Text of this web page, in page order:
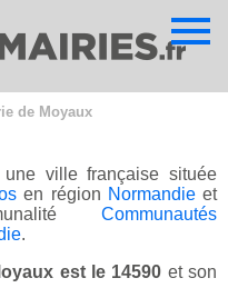
de Moyaux
ville française située
en région Normandieet
Communautés
.
est le 14590 et son